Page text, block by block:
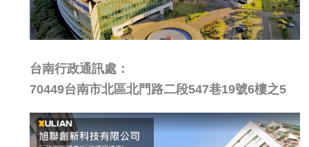
台南行政通訊處：
70449台南市北區北門路二段547巷19號6樓之5